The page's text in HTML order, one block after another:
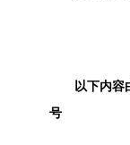
以下内容由
号